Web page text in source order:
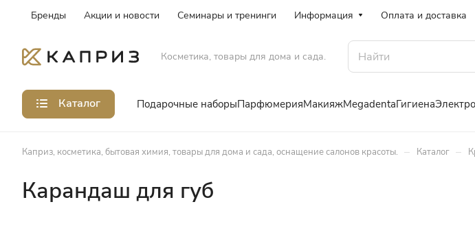
Бренды Акции и новости Семинары и тренинги Информация Оплата и доставка
Косметика, товары для дома и сада.
Каталог Подарочные наборыПарфюмерияМакияжMegadentaГигиена
Каприз, косметика, бытовая химия, товары для дома и сада, оснащение салонов красоты. – Каталог –
Карандаш для губ